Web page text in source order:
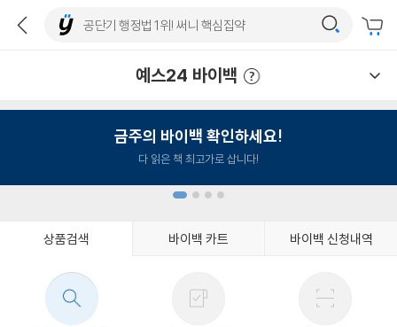
예스24 바이백
금주의 바이백 확인하세요!
다 읽은 책 최고가로 삽니다!
상품검색 바이백 카트 바이백 신청내역